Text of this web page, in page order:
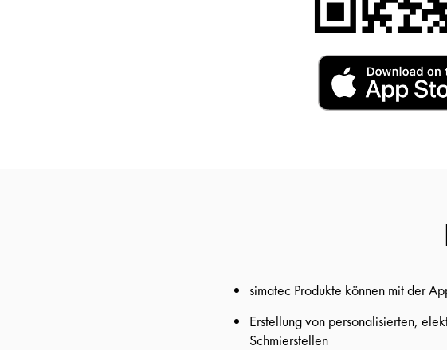
simatec Produkte können mit der
Erstellung von personalisierten,
Schmierstellen